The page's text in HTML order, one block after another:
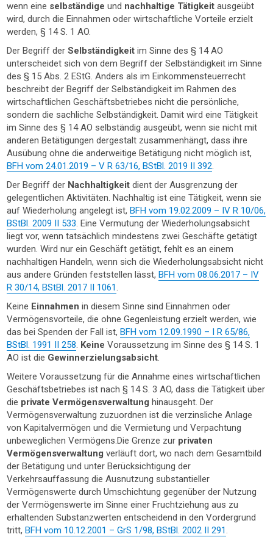
wenn eine selbständigeund nachhaltige Tätigkeitausgeübt
wird, durch die Einnahmen oder wirtschaftliche Vorteile erzielt
werden, § 14 S. 1 AO.
Der Begriff derSelbständigkeitim Sinne des § 14 AO
unterscheidet sich von dem Begriff der Selbständigkeit im Sinne
des § 15 Abs. 2 EStG. Anders als im Einkommensteuerrecht
beschreibt der Begriff der Selbständigkeit im Rahmen des
wirtschaftlichen Geschäftsbetriebes nicht die persönliche,
sondern die sachliche Selbständigkeit. Damit wird eine Tätigkeit
im Sinne des § 14 AO selbständig ausgeübt, wenn sie nicht mit
anderen Betätigungen dergestalt zusammenhängt, dass ihre
Ausübung ohne die anderweitige Betätigung nicht möglich ist,
BFH vom 24.01.2019 – V R 63/16, BStBl. 2019 II 392.
Der Begriff der Nachhaltigkeitdient der Ausgrenzung der
gelegentlichen Aktivitäten. Nachhaltig ist eine Tätigkeit, wenn sie
auf Wiederholung angelegt ist,BFH vom 19.02.2009 – IV R 10/06,
BStBl. 2009 II 533. Eine Vermutung der Wiederholungsabsicht
liegt vor, wenn tatsächlich mindestens zwei Geschäfte getätigt
wurden. Wird nur ein Geschäft getätigt, fehlt es an einem
nachhaltigen Handeln, wenn sich die Wiederholungsabsicht nicht
aus andere Gründen feststellen lässt,BFH vom 08.06.2017 – IV
R 30/14, BStBl. 2017 II 1061.
Keine Einnahmenin diesem Sinne sind Einnahmen oder
Vermögensvorteile, die ohne Gegenleistung erzielt werden, wie
das bei Spenden der Fall ist,BFH vom 12.09.1990 – I R 65/86,
BStBl. 1991 II 258. KeineVoraussetzung im Sinne des § 14 S. 1
AO ist die Gewinnerzielungsabsicht.
Weitere Voraussetzung für die Annahme eines wirtschaftlichen
Geschäftsbetriebes ist nach § 14 S. 3 AO, dass die Tätigkeit über
die private Vermögensverwaltunghinausgeht. Der
Vermögensverwaltung zuzuordnen ist die verzinsliche Anlage
von Kapitalvermögen und die Vermietung und Verpachtung
unbeweglichen Vermögens.Die Grenze zur privaten
Vermögensverwaltung verläuft dort, wo nach dem Gesamtbild
der Betätigung und unter Berücksichtigung der
Verkehrsauffassung die Ausnutzung substantieller
Vermögenswerte durch Umschichtung gegenüber der Nutzung
der Vermögenswerte im Sinne einer Fruchtziehung aus zu
erhaltenden Substanzwerten entscheidend in den Vordergrund
tritt,BFH vom 10.12.2001 – GrS 1/98, BStBl. 2002 II 291.